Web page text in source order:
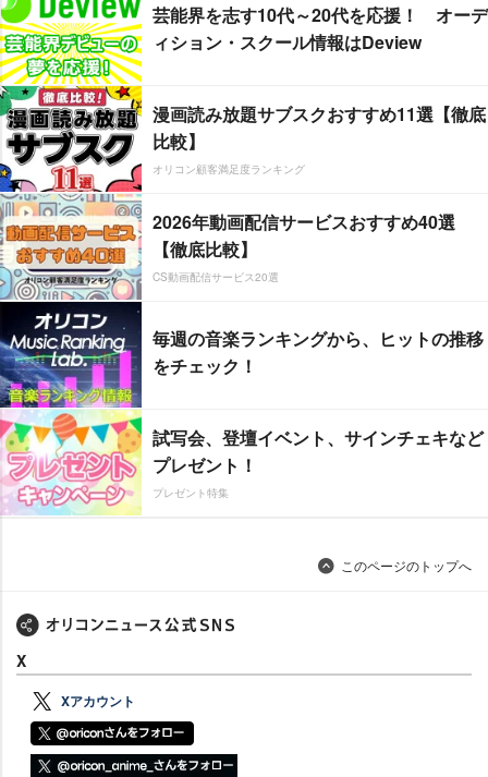
芸能界を志す10代～20代を応援！ オーデ
ィション・スクール情報はDeview
漫画読み放題サブスクおすすめ11選【徹底
比較】
オリコン顧客満足度ランキング
2026年動画配信サービスおすすめ40選
【徹底比較】
CS動画配信サービス20選
毎週の音楽ランキングから、ヒットの推移
をチェック！
試写会、登壇イベント、サインチェキなど
プレゼント！
プレゼント特集
このページのトップへ
X
Xアカウント